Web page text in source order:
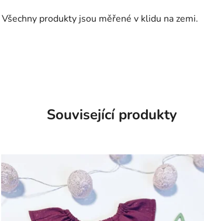
Všechny produkty jsou měřené v klidu na zemi.
Související produkty